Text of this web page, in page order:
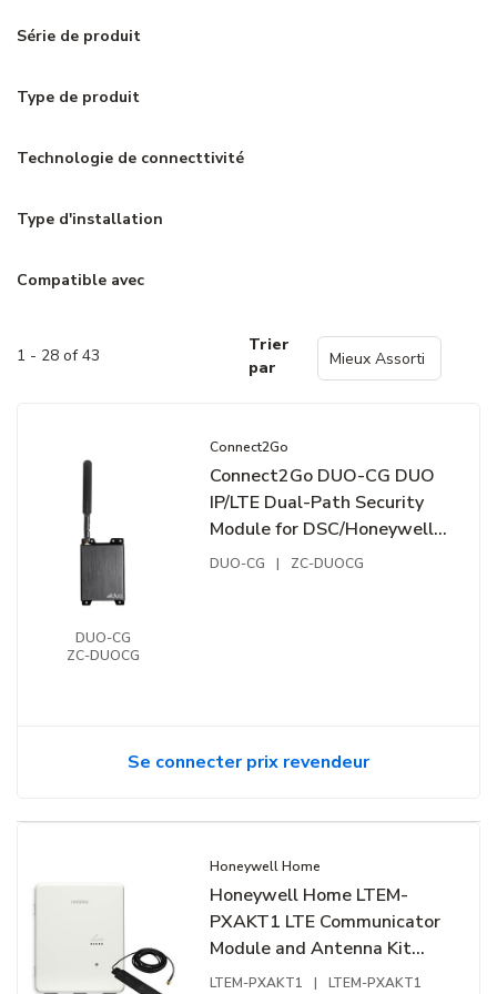
Série de produit
Type de produit
Technologie de connecttivité
Type d'installation
Compatible avec
1 - 28 of 43
Trier
par
DUO-CG
ZC-DUOCG
Connect2Go
Connect2Go DUO-CG DUO
IP/LTE Dual-Path Security
Module for DSC/Honeywell
Panels
DUO-CG | ZC-DUOCG
Se connecter prix revendeur
Honeywell Home
Honeywell Home LTEM-
PXAKT1 LTE Communicator
Module and Antenna Kit
with LTEM-PXA and CELL-
LTEM-PXAKT1 | LTEM-PXAKT1